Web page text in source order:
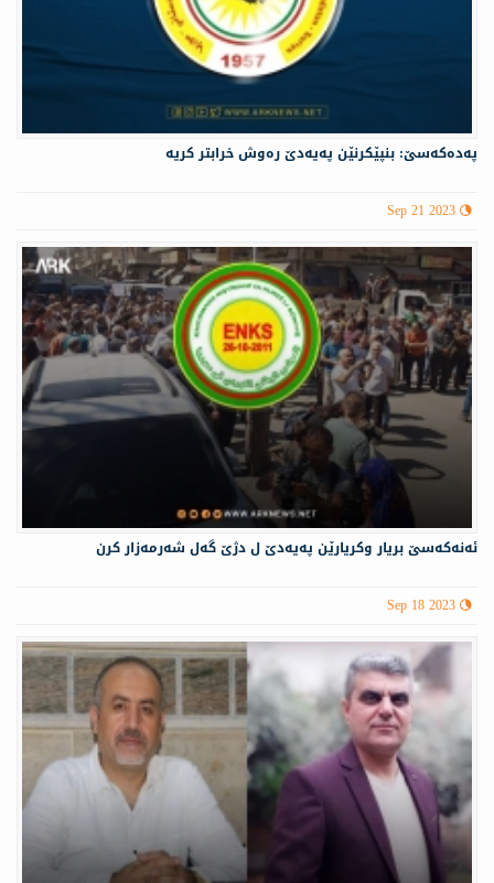
پەدەكەسێ: بنپێكرنێن پەیەدێ رەوش خرابتر كریە
Sep 21 2023
ئەنەكەسێ بریار وكریارێن پەیەدێ ل دژێ گەل شەرمەزار كرن
Sep 18 2023